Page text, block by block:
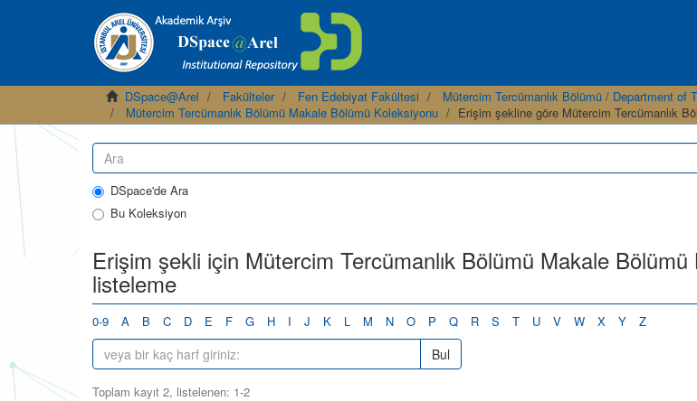
DSpace@Arel Fakülteler Fen Edebiyat Fakültesi
Mütercim Tercümanlık Bölümü / Department of
Mütercim Tercümanlık Bölümü Makale Bölümü Koleksiyonu
Erişim şekline göre Mütercim Tercümanlık
DSpace'de Ara
Bu Koleksiyon
Erişim şekli için Mütercim Tercümanlık Bölümü Makale Bölümü
listeleme
0-9 A B C D E F G H I J K L M N O P Q R S T U V W X Y Z
Bul
Toplam kayıt 2, listelenen: 1-2